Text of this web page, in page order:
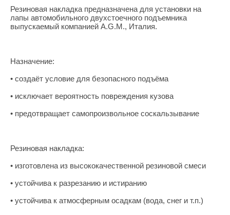
Резиновая накладка предназначена для установки на
лапы автомобильного двухстоечного подъемника
выпускаемый компанией A.G.M., Италия.
Назначение:
• создаёт условие для безопасного подъёма
• исключает вероятность повреждения кузова
• предотвращает самопроизвольное соскальзывание
Резиновая накладка:
• изготовлена из высококачественной резиновой смеси
• устойчива к разрезанию и истиранию
• устойчива к атмосферным осадкам (вода, снег и т.п.)